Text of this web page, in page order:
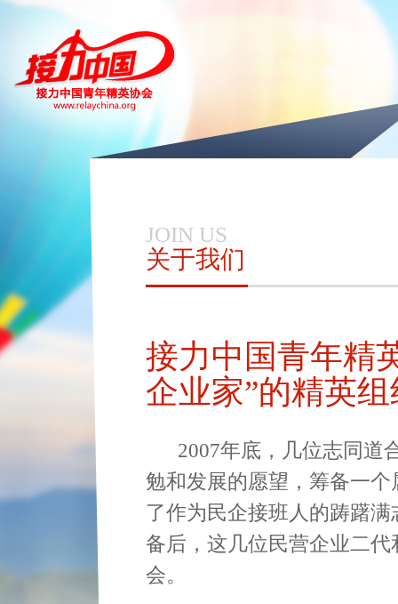
JOIN US
关于我们
接力中国青年
企业家”的精英组
2007年底，几位志同道
勉和发展的愿望，筹备一
了作为民企接班人的踌躇
备后，这几位民营企业二
会。